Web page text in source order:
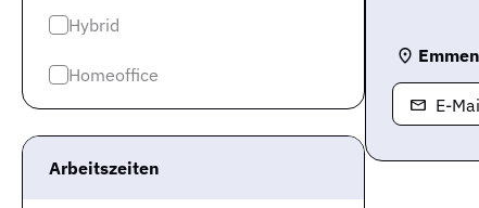
Hybrid
Homeoffice
Arbeitszeiten
E-